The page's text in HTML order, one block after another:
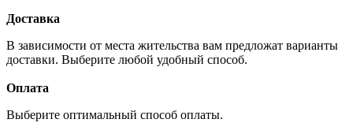
Доставка
В зависимости от места жительства вам предложат варианты
доставки. Выберите любой удобный способ.
Оплата
Выберите оптимальный способ оплаты.